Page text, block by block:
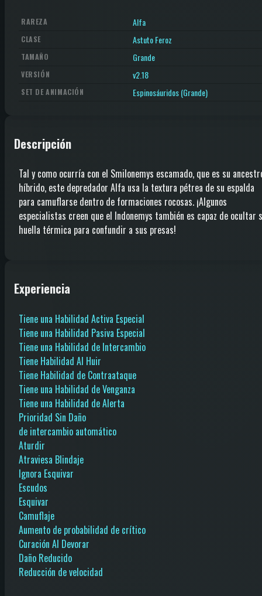
RAREZA Alfa
CLASE Astuto Feroz
TAMAÑO Grande
VERSIÓN v2.18
SET DE ANIMACIÓN Espinosáuridos (Grande)
Descripción
Tal y como ocurría con el Smilonemys escamado, que es su
híbrido, este depredador Alfa usa la textura pétrea de su espalda
para camuflarse dentro de formaciones rocosas. ¡Algunos
especialistas creen que el Indonemys también es capaz de ocultar
huella térmica para confundir a sus presas!
Experiencia
Tiene una Habilidad Activa Especial
Tiene una Habilidad Pasiva Especial
Tiene una Habilidad de Intercambio
Tiene Habilidad Al Huir
Tiene Habilidad de Contraataque
Tiene una Habilidad de Venganza
Tiene una Habilidad de Alerta
Prioridad Sin Daño
de intercambio automático
Aturdir
Atraviesa Blindaje
Ignora Esquivar
Escudos
Esquivar
Camuflaje
Aumento de probabilidad de crítico
Curación Al Devorar
Daño Reducido
Reducción de velocidad